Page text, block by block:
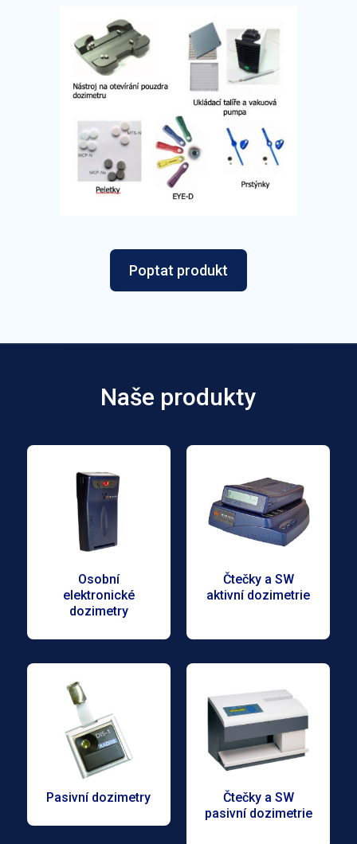
Poptat produkt
Naše produkty
Osobní
elektronické
dozimetry
Čtečky a SW
aktivní dozimetrie
Pasivní dozimetry
Čtečky a SW
pasivní dozimetrie